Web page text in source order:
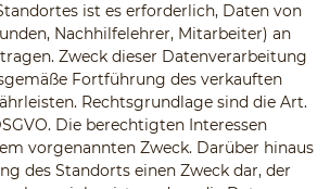
ist es erforderlich, Daten von
Nachhilfelehrer, Mitarbeiter) an
Zweck dieser Datenverarbeitung
Fortführung des verkauften
Rechtsgrundlage sind die Art.
Die berechtigten Interessen
vorgenannten Zweck. Darüber hinaus
des Standorts einen Zweck dar, der